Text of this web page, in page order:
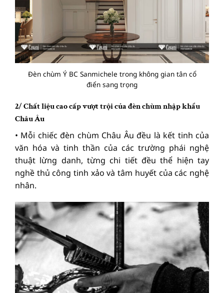
Đèn chùm Ý BC Sanmichele trong không gian tân cổ
điển sang trọng
2/ Chất liệu cao cấp vượt trội của đèn chùm nhập khẩu
Châu Âu
• Mỗi chiếc đèn chùm Châu Âu đều là kết tinh của
văn hóa và tinh thần của các trường phái nghệ
thuật lừng danh, từng chi tiết đều thể hiện tay
nghề thủ công tinh xảo và tâm huyết của các nghệ
nhân.